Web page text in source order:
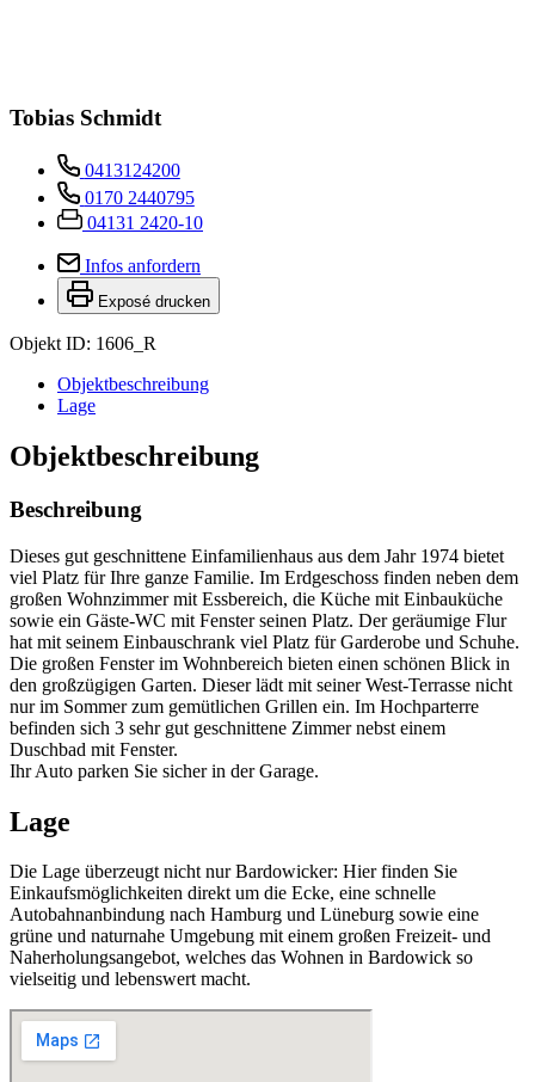
Tobias Schmidt
0413124200
0170 2440795
04131 2420-10
Infos anfordern
Exposé drucken
Objekt ID: 1606_R
Objekt­beschreibung
Lage
Objekt­beschreibung
Beschreibung
Dieses gut geschnittene Einfamilienhaus aus dem Jahr 1974 bietet
viel Platz für Ihre ganze Familie. Im Erdgeschoss finden neben dem
großen Wohnzimmer mit Essbereich, die Küche mit Einbauküche
sowie ein Gäste-WC mit Fenster seinen Platz. Der geräumige Flur
hat mit seinem Einbauschrank viel Platz für Garderobe und Schuhe.
Die großen Fenster im Wohnbereich bieten einen schönen Blick in
den großzügigen Garten. Dieser lädt mit seiner West-Terrasse nicht
nur im Sommer zum gemütlichen Grillen ein. Im Hochparterre
befinden sich 3 sehr gut geschnittene Zimmer nebst einem
Duschbad mit Fenster.
Ihr Auto parken Sie sicher in der Garage.
Lage
Die Lage überzeugt nicht nur Bardowicker: Hier finden Sie
Einkaufsmöglichkeiten direkt um die Ecke, eine schnelle
Autobahnanbindung nach Hamburg und Lüneburg sowie eine
grüne und naturnahe Umgebung mit einem großen Freizeit- und
Naherholungsangebot, welches das Wohnen in Bardowick so
vielseitig und lebenswert macht.